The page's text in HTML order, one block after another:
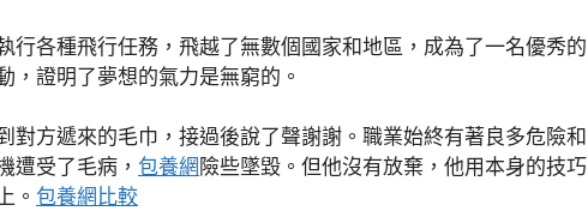
行各種飛行任務，飛越了無數個國家和地區，成為了一名優秀的
，證明了夢想的氣力是無窮的。
對方遞來的毛巾，接過後說了聲謝謝。職業始終有著良多危險和
遭受了毛病， 包養網 險些墜毀。但他沒有放棄，他用本身的技巧
。 包養網比較